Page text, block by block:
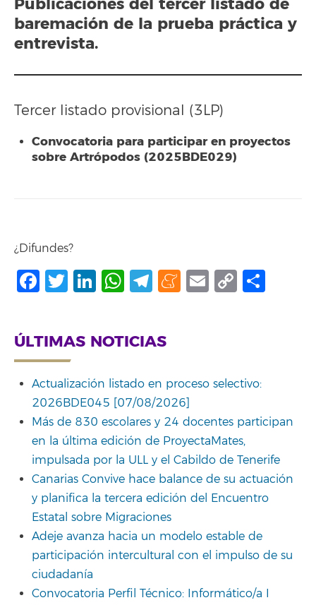
baremación de la prueba práctica y
entrevista.
Tercer listado provisional (3LP)
Convocatoria para participar en proyectos
sobre Artrópodos (2025BDE029)
¿Difundes?
Facebook
Twitter
LinkedIn
WhatsApp
Telegram
Meneame
Email
Copy
ÚLTIMAS NOTICIAS
Actualización listado en proceso selectivo:
2026BDE045 [07/08/2026]
Más de 830 escolares y 24 docentes participan
en la última edición de ProyectaMates,
impulsada por la ULL y el Cabildo de Tenerife
Canarias Convive hace balance de su actuación
y planifica la tercera edición del Encuentro
Estatal sobre Migraciones
Adeje avanza hacia un modelo estable de
participación intercultural con el impulso de su
ciudadanía
Convocatoria Perfil Técnico: Informático/a I